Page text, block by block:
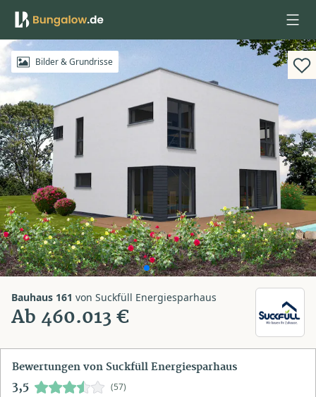
Anmelden
Bilder & Grundrisse
Bauhaus 161 von Suckfüll Energiesparhaus
Ab 460.013 €
Bewertungen von Suckfüll Energiesparhaus
3,5 (57)